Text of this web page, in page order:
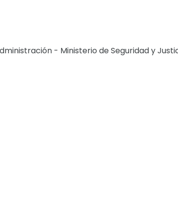
- Ministerio de Seguridad y